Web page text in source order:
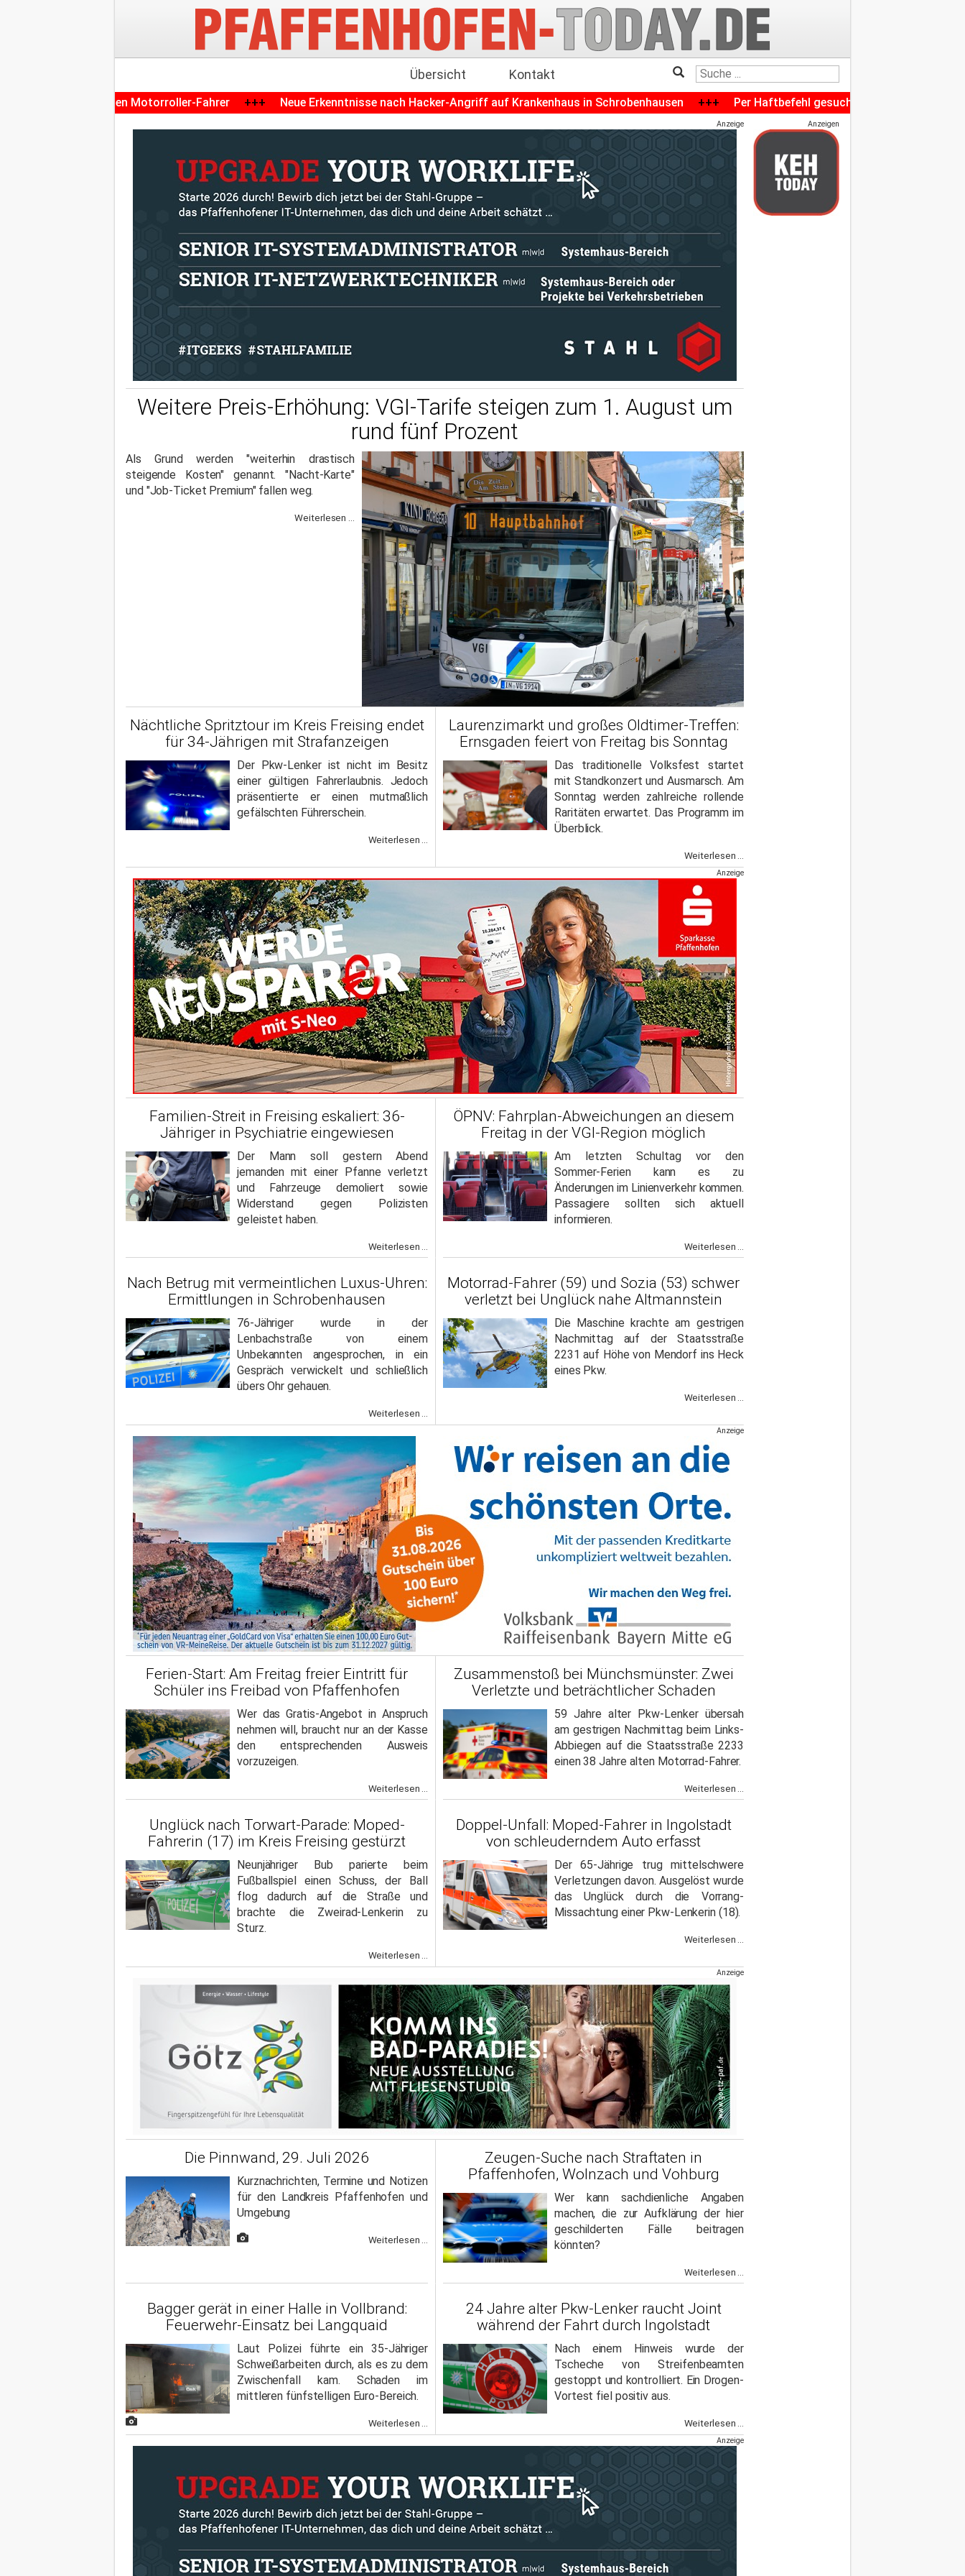
Übersicht Kontakt
gegen Motorroller-Fahrer +++ Neue Erkenntnisse nach Hacker-Angriff auf Krankenhaus in Schrobenhausen +++ Per Haftbefehl gesuchte 26-Jährige nach Diebstahl im
Anzeige
Weitere Preis-Erhöhung: VGI-Tarife steigen zum 1. August um
rund fünf Prozent
Als Grund werden "weiterhin drastisch
steigende Kosten" genannt. "Nacht-Karte"
und "Job-Ticket Premium" fallen weg.
Weiterlesen ...
Nächtliche Spritztour im Kreis Freising endet
für 34-Jährigen mit Strafanzeigen
Der Pkw-Lenker ist nicht im Besitz
einer gültigen Fahrerlaubnis. Jedoch
präsentierte er einen mutmaßlich
gefälschten Führerschein.
Weiterlesen ...
Laurenzimarkt und großes Oldtimer-Treffen:
Ernsgaden feiert von Freitag bis Sonntag
Das traditionelle Volksfest startet
mit Standkonzert und Ausmarsch. Am
Sonntag werden zahlreiche rollende
Raritäten erwartet. Das Programm im
Überblick.
Weiterlesen ...
Anzeige
Familien-Streit in Freising eskaliert: 36-
Jähriger in Psychiatrie eingewiesen
Der Mann soll gestern Abend
jemanden mit einer Pfanne verletzt
und Fahrzeuge demoliert sowie
Widerstand gegen Polizisten
geleistet haben.
Weiterlesen ...
ÖPNV: Fahrplan-Abweichungen an diesem
Freitag in der VGI-Region möglich
Am letzten Schultag vor den
Sommer-Ferien kann es zu
Änderungen im Linienverkehr kommen.
Passagiere sollten sich aktuell
informieren.
Weiterlesen ...
Nach Betrug mit vermeintlichen Luxus-Uhren:
Ermittlungen in Schrobenhausen
76-Jähriger wurde in der
Lenbachstraße von einem
Unbekannten angesprochen, in ein
Gespräch verwickelt und schließlich
übers Ohr gehauen.
Weiterlesen ...
Motorrad-Fahrer (59) und Sozia (53) schwer
verletzt bei Unglück nahe Altmannstein
Die Maschine krachte am gestrigen
Nachmittag auf der Staatsstraße
2231 auf Höhe von Mendorf ins Heck
eines Pkw.
Weiterlesen ...
Anzeige
Ferien-Start: Am Freitag freier Eintritt für
Schüler ins Freibad von Pfaffenhofen
Wer das Gratis-Angebot in Anspruch
nehmen will, braucht nur an der Kasse
den entsprechenden Ausweis
vorzuzeigen.
Weiterlesen ...
Zusammenstoß bei Münchsmünster: Zwei
Verletzte und beträchtlicher Schaden
59 Jahre alter Pkw-Lenker übersah
am gestrigen Nachmittag beim Links-
Abbiegen auf die Staatsstraße 2233
einen 38 Jahre alten Motorrad-Fahrer.
Weiterlesen ...
Unglück nach Torwart-Parade: Moped-
Fahrerin (17) im Kreis Freising gestürzt
Neunjähriger Bub parierte beim
Fußballspiel einen Schuss, der Ball
flog dadurch auf die Straße und
brachte die Zweirad-Lenkerin zu
Sturz.
Weiterlesen ...
Doppel-Unfall: Moped-Fahrer in Ingolstadt
von schleuderndem Auto erfasst
Der 65-Jährige trug mittelschwere
Verletzungen davon. Ausgelöst wurde
das Unglück durch die Vorrang-
Missachtung einer Pkw-Lenkerin (18).
Weiterlesen ...
Anzeige
Die Pinnwand, 29. Juli 2026
Kurznachrichten, Termine und Notizen
für den Landkreis Pfaffenhofen und
Umgebung
Weiterlesen ...
Zeugen-Suche nach Straftaten in
Pfaffenhofen, Wolnzach und Vohburg
Wer kann sachdienliche Angaben
machen, die zur Aufklärung der hier
geschilderten Fälle beitragen
könnten?
Weiterlesen ...
Bagger gerät in einer Halle in Vollbrand:
Feuerwehr-Einsatz bei Langquaid
Laut Polizei führte ein 35-Jähriger
Schweißarbeiten durch, als es zu dem
Zwischenfall kam. Schaden im
mittleren fünfstelligen Euro-Bereich.
Weiterlesen ...
24 Jahre alter Pkw-Lenker raucht Joint
während der Fahrt durch Ingolstadt
Nach einem Hinweis wurde der
Tscheche von Streifenbeamten
gestoppt und kontrolliert. Ein Drogen-
Vortest fiel positiv aus.
Weiterlesen ...
Anzeige
Anzeigen